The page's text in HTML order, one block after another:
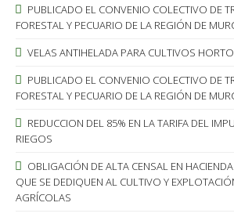
PUBLICADO EL CONVENIO COLECTIVO DE
FORESTAL Y PECUARIO DE LA REGIÓN DE
VELAS ANTIHELADA PARA CULTIVOS
PUBLICADO EL CONVENIO COLECTIVO DE
FORESTAL Y PECUARIO DE LA REGIÓN DE
REDUCCION DEL 85% EN LA TARIFA DEL
RIEGOS
OBLIGACIÓN DE ALTA CENSAL EN
QUE SE DEDIQUEN AL CULTIVO Y
AGRÍCOLAS